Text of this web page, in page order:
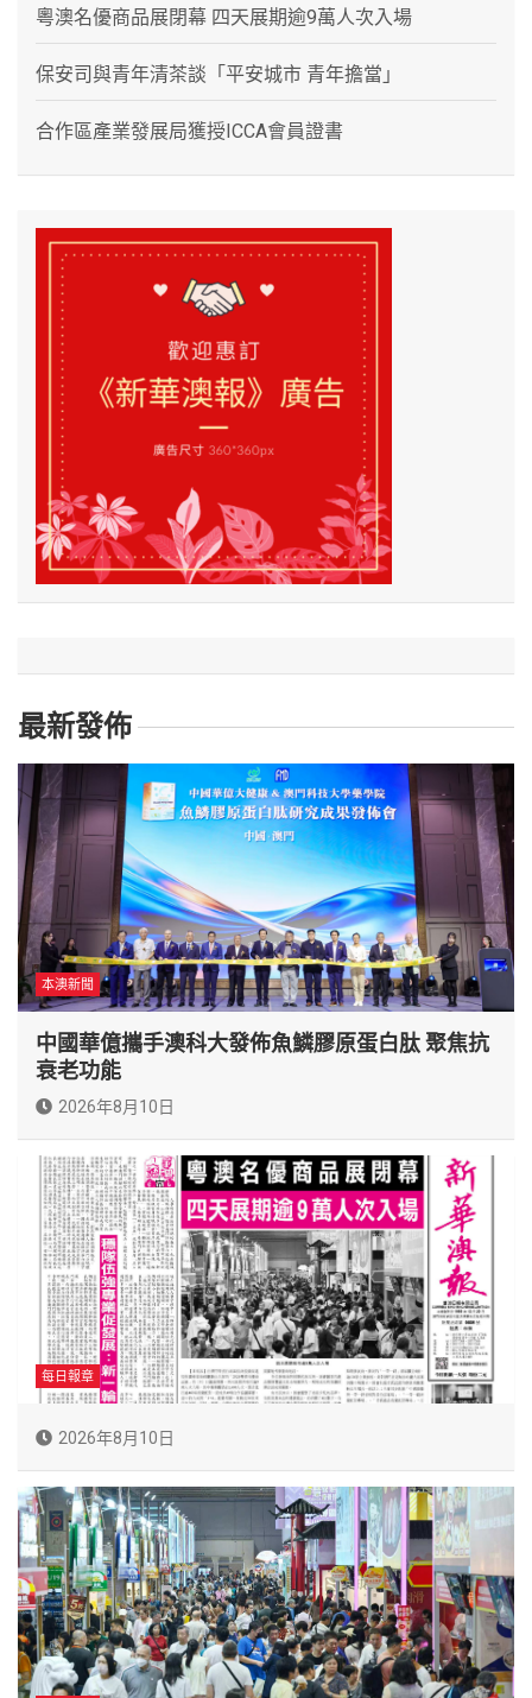
粵澳名優商品展閉幕 四天展期逾9萬人次入場
保安司與青年清茶談「平安城市 青年擔當」
合作區產業發展局獲授ICCA會員證書
最新發佈
本澳新聞
中國華億攜手澳科大發佈魚鱗膠原蛋白肽 聚焦抗
衰老功能
2026年8月10日
每日報章
2026年8月10日